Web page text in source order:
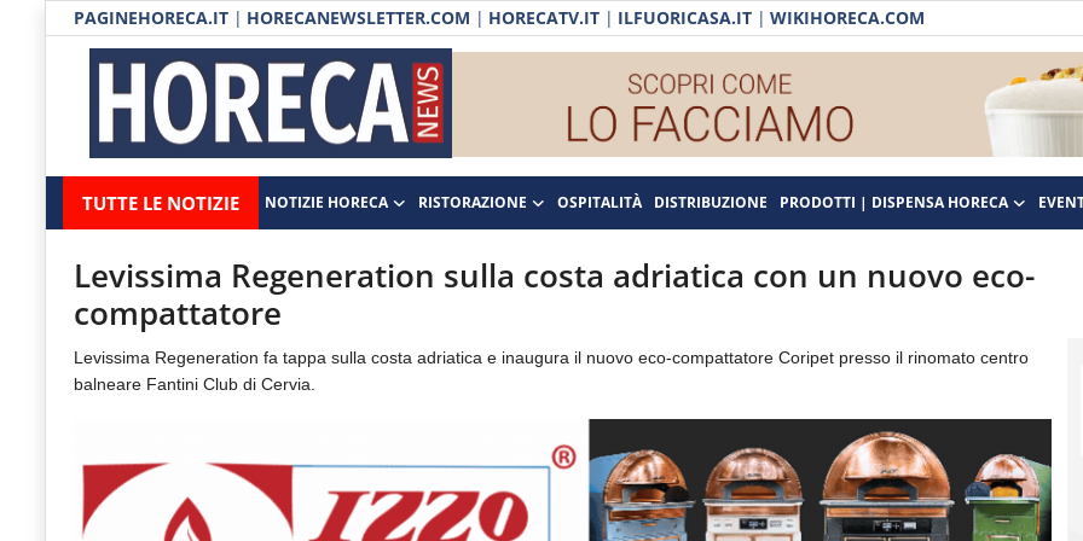
PAGINEHORECA.IT | HORECANEWSLETTER.COM | HORECATV.IT | ILFUORICASA.IT | WIKIHORECA.COM
Horecanews.it
-
Notizie
Horeca
Il
portale
del
del
TUTTE LE NOTIZIE NOTIZIE HORECA RISTORAZIONE OSPITALITÀ DISTRIBUZIONE PRODOTTI | DISPENSA HORECA
Notizie HORECA
Ristorazione
Ospitalità
Distribuzione
Prodotti | Dispensa Horeca
RUBRICHE
Levissima Regeneration sulla costa adriatica con un nuovo eco-
compattatore
Levissima Regeneration fa tappa sulla costa adriatica e inaugura il nuovo eco-compattatore Coripet presso il rinomato centro
balneare Fantini Club di Cervia.